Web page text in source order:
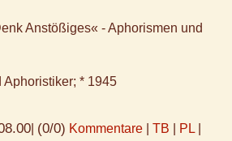
Anstößiges« - Aphorismen und
Aphoristiker; * 1945
(0/0) Kommentare TB PL